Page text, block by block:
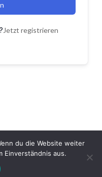
Jetzt registrieren
du die Website weiter
Einverständnis aus.